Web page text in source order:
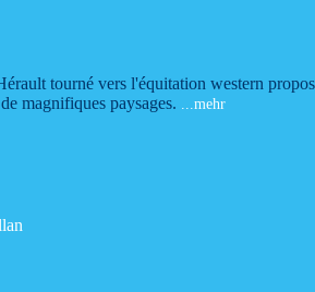
tourné vers l'équitation western
magnifiques paysages. ...mehr